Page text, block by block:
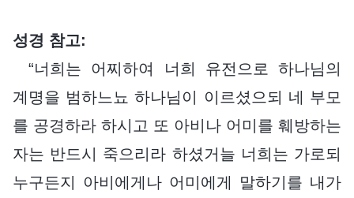
성경 참고:
“너희는 어찌하여 너희 유전으로 하나님의
계명을 범하느뇨 하나님이 이르셨으되 네 부모
를 공경하라 하시고 또 아비나 어미를 훼방하는
자는 반드시 죽으리라 하셨거늘 너희는 가로되
누구든지 아비에게나 어미에게 말하기를 내가